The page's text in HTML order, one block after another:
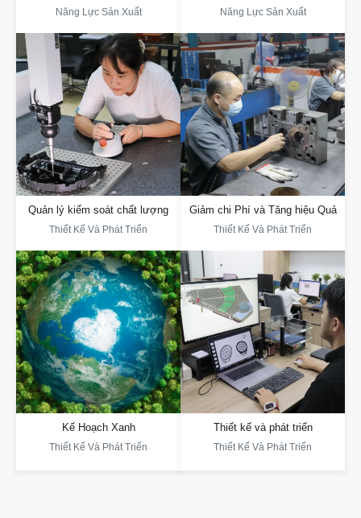
Năng Lực Sản Xuất Năng Lực Sản Xuất
Quản lý kiểm soát chất lượng
Thiết Kế Và Phát Triển
Quản lý kiểm soát chất
lượng
Sản Phẩm Trải Qua Các Bài Kiểm Tra
Nghiêm Ngặt Và Đáp Ứng Tiêu Chuẩn
ISO9001. Phòng Thí Nghiệm Của
Chúng Tôi Mô Phỏng Môi Trường
Thảm, Sàn Gỗ Và Gạch, Phục Vụ Cho
Việc Thu Thập Dữ Liệu, Phân Tích Và
Xác Minh Thuật Toán
Giảm chi Phí và Tăng hiệu Quả
Thiết Kế Và Phát Triển
Giảm chi phí, nâng cao hiệu
quả
DAYIN Thúc Đẩy Đổi Mới Bằng Vật
Liệu Mới, Quy Trình Sản Xuất Mới Và
Sản Phẩm Mới. Kiểm Soát Chi Phí Từ
Thiết Kế Đến Sản Xuất, Cung Cấp Báo
Giá Nhanh Và Giải Pháp, Cùng Với
Phản Hồi Về Giá Trị. Ép Nhựa Được
Điều Khiển Bởi Dữ Liệu Giúp Nâng
Cao Hiệu Quả Và Chất Lượng, Từ Đó
Kế Hoạch Xanh
Thiết Kế Và Phát Triển
Kế Hoạch Xanh
DAYIN Đạt Chứng Nhận GRS (Chứng
Nhận Tái Chế Toàn Cầu), Tiết Kiệm
Năng Lượng, Giảm Chi Phí Và Sử
Dụng Vật Liệu Tái Chế Để Hỗ Trợ Phát
Triển Bền Vững."
Thiết kế và phát triển
Thiết Kế Và Phát Triển
Thiết kế và phát triển
Đội Ngũ Của Chúng Tôi Cung Cấp Dịch
Vụ Thiết Kế, Nghiên Cứu Và Phát
Triển, Cùng Với 65 Bằng Sáng Chế,
Giải Quyết Các Vấn Đề Phức Tạp
Bằng Những Ý Tưởng Độc Đáo.
Chúng Tôi Cung Cấp Giải Pháp Một
Cửa, Thiết Kế Tùy Chỉnh Và Thích Ứng
Với Nhiều Tình Huống Khác Nhau